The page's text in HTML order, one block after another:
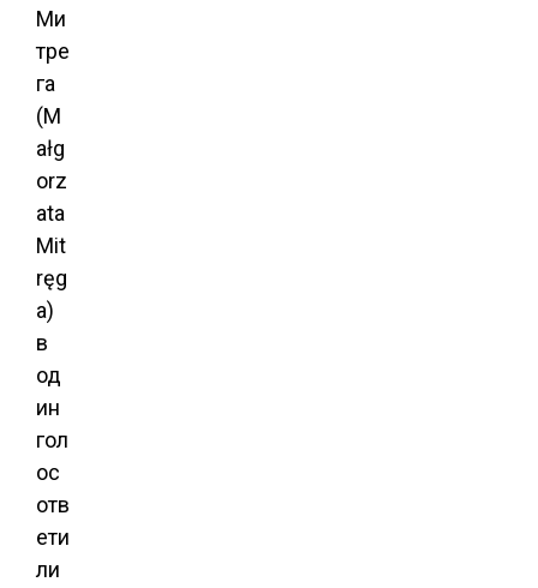
Ми
тре
га
(M
ałg
orz
ata
Mit
ręg
a)
в
од
ин
гол
ос
отв
ети
ли